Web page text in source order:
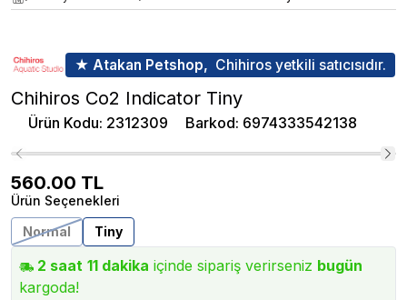
★ Atakan Petshop, Chihiros yetkili satıcısıdır.
Chihiros Co2 Indicator Tiny
Ürün Kodu: 2312309 Barkod: 6974333542138
560.00 TL
Ürün Seçenekleri
Normal
Tiny
2 saat 10 dakika içinde sipariş verirseniz bugün
kargoda!